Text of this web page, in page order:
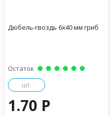
Дюбель-гвоздь 6х40 мм гриб
Остаток
шт.
1.70 P